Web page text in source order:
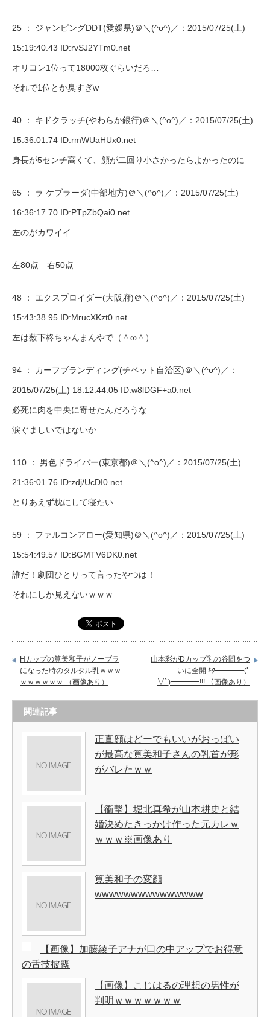
25 ： ジャンピングDDT(愛媛県)＠＼(^o^)／ ：2015/07/25(土)
15:19:40.43 ID:rvSJ2YTm0.net
オリコン1位って18000枚ぐらいだろ…
それで1位とか臭すぎw
40 ： キドクラッチ(やわらか銀行)＠＼(^o^)／ ：2015/07/25(土)
15:36:01.74 ID:rmWUaHUx0.net
身長が5センチ高くて、顔が二回り小さかったらよかったのに
65 ： ラ ケブラーダ(中部地方)＠＼(^o^)／ ：2015/07/25(土)
16:36:17.70 ID:PTpZbQai0.net
左のがカワイイ
左80点 右50点
48 ： エクスプロイダー(大阪府)＠＼(^o^)／ ：2015/07/25(土)
15:43:38.95 ID:MrucXKzt0.net
左は薮下柊ちゃんまんやで（＾ω＾）
94 ： カーフブランディング(チベット自治区)＠＼(^o^)／ ：
2015/07/25(土) 18:12:44.05 ID:w8lDGF+a0.net
必死に肉を中央に寄せたんだろうな
涙ぐましいではないか
110 ： 男色ドライバー(東京都)＠＼(^o^)／ ：2015/07/25(土)
21:36:01.76 ID:zdj/UcDI0.net
とりあえず枕にして寝たい
59 ： ファルコンアロー(愛知県)＠＼(^o^)／ ：2015/07/25(土)
15:54:49.57 ID:BGMTV6DK0.net
誰だ！劇団ひとりって言ったやつは！
それにしか見えないｗｗｗ
Hカップの筧美和子がノーブラ
になった時のタルタル乳ｗｗｗ
ｗｗｗｗｗｗ （画像あり）
山本彩がDカップ乳の谷間をつ
いに全開 ｷﾀ━━━━(ﾟ
∀ﾟ)━━━━!!! （画像あり）
関連記事
正直顔はどーでもいいがおっぱい
が最高な筧美和子さんの乳首が形
がバレたｗｗ
【衝撃】堀北真希が山本耕史と結
婚決めたきっかけ作った元カレｗ
ｗｗｗ※画像あり
筧美和子の変顔
wwwwwwwwwwwwwww
【画像】加藤綾子アナが口の中アップでお得意
の舌技披露
【画像】こじはるの理想の男性が
判明ｗｗｗｗｗｗｗ